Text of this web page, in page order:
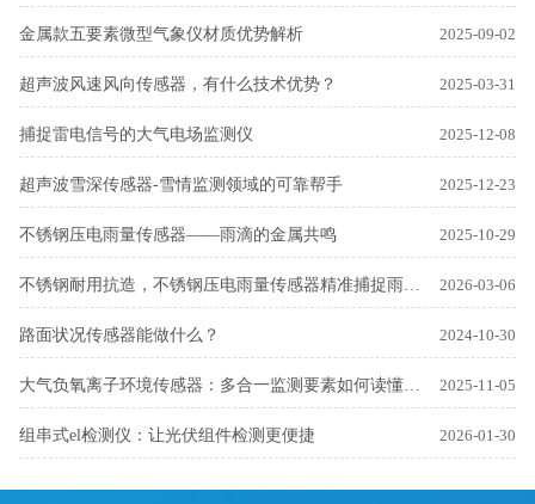
金属款五要素微型气象仪材质优势解析 2025-09-02
超声波风速风向传感器，有什么技术优势？ 2025-03-31
捕捉雷电信号的大气电场监测仪 2025-12-08
超声波雪深传感器-雪情监测领域的可靠帮手 2025-12-23
不锈钢压电雨量传感器——雨滴的金属共鸣 2025-10-29
2026-03-06
路面状况传感器能做什么？ 2024-10-30
2025-11-05
组串式el检测仪：让光伏组件检测更便捷 2026-01-30